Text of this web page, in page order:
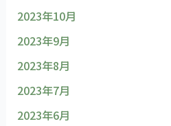
2023年10月
2023年9月
2023年8月
2023年7月
2023年6月